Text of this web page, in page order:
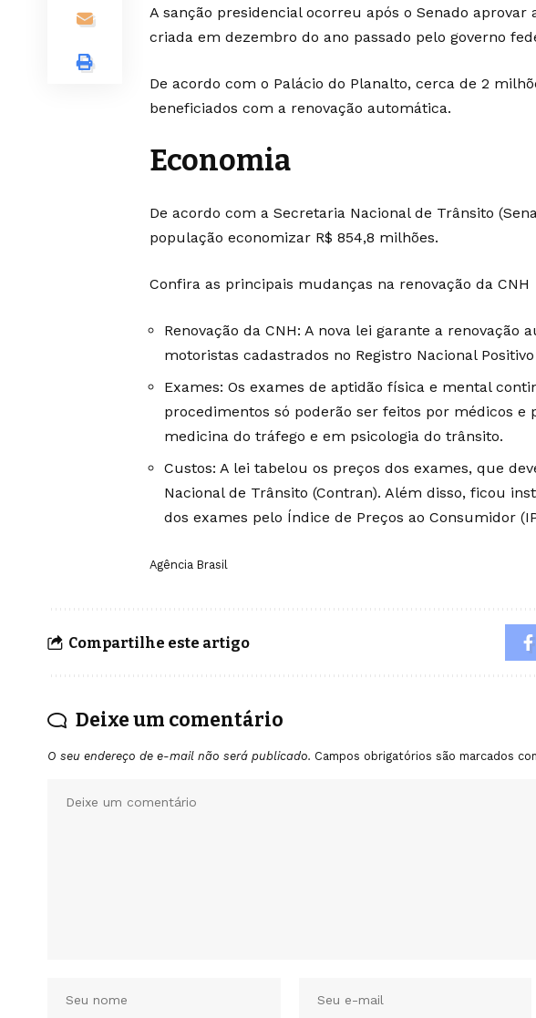
A sanção presidencial ocorreu após o Senado aprovar
criada em dezembro do ano passado pelo governo
De acordo com o Palácio do Planalto, cerca de 2
beneficiados com a renovação automática.
Economia
De acordo com a Secretaria Nacional de Trânsito
população economizar R$ 854,8 milhões.
Confira as principais mudanças na renovação da CNH
Renovação da CNH: A nova lei garante a renovação
motoristas cadastrados no Registro Nacional
Exames: Os exames de aptidão física e mental
procedimentos só poderão ser feitos por médicos e
medicina do tráfego e em psicologia do trânsito.
Custos: A lei tabelou os preços dos exames, que
Nacional de Trânsito (Contran). Além disso, ficou
dos exames pelo Índice de Preços ao Consumidor
Agência Brasil
Compartilhe este artigo
Deixe um comentário
O seu endereço de e-mail não será publicado. Campos obrigatórios são marcados